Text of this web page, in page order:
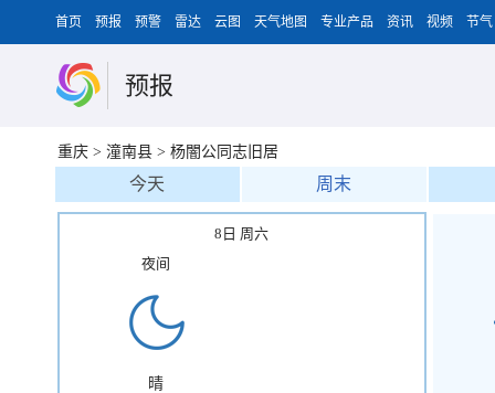
首页 预报 预警 雷达 云图 天气地图 专业产品 资讯 视频 节气
预报
重庆 > 潼南县 > 杨闇公同志旧居
今天 周末
8日 周六
夜间
晴